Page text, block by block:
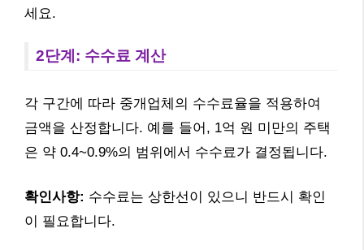
세요.
2단계: 수수료 계산
각 구간에 따라 중개업체의 수수료율을 적용하여
금액을 산정합니다. 예를 들어, 1억 원 미만의 주택
은 약 0.4~0.9%의 범위에서 수수료가 결정됩니다.
확인사항: 수수료는 상한선이 있으니 반드시 확인
이 필요합니다.